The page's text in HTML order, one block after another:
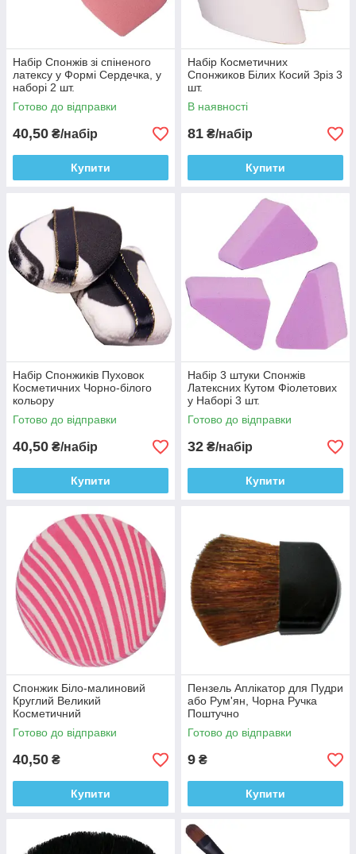
Набір Спонжів зі спіненого
латексу у Формі Сердечка, у
наборі 2 шт.
Готово до відправки
40,50 ₴/набір
Купити
Набір Косметичних
Спонжиков Білих Косий Зріз 3
шт.
В наявності
81 ₴/набір
Купити
Набір Спонжиків Пуховок
Косметичних Чорно-білого
кольору
Готово до відправки
40,50 ₴/набір
Купити
Набір 3 штуки Спонжів
Латексних Кутом Фіолетових
у Наборі 3 шт.
Готово до відправки
32 ₴/набір
Купити
Спонжик Біло-малиновий
Круглий Великий
Косметичний
Готово до відправки
40,50 ₴
Купити
Пензель Аплікатор для Пудри
або Рум'ян, Чорна Ручка
Поштучно
Готово до відправки
9 ₴
Купити